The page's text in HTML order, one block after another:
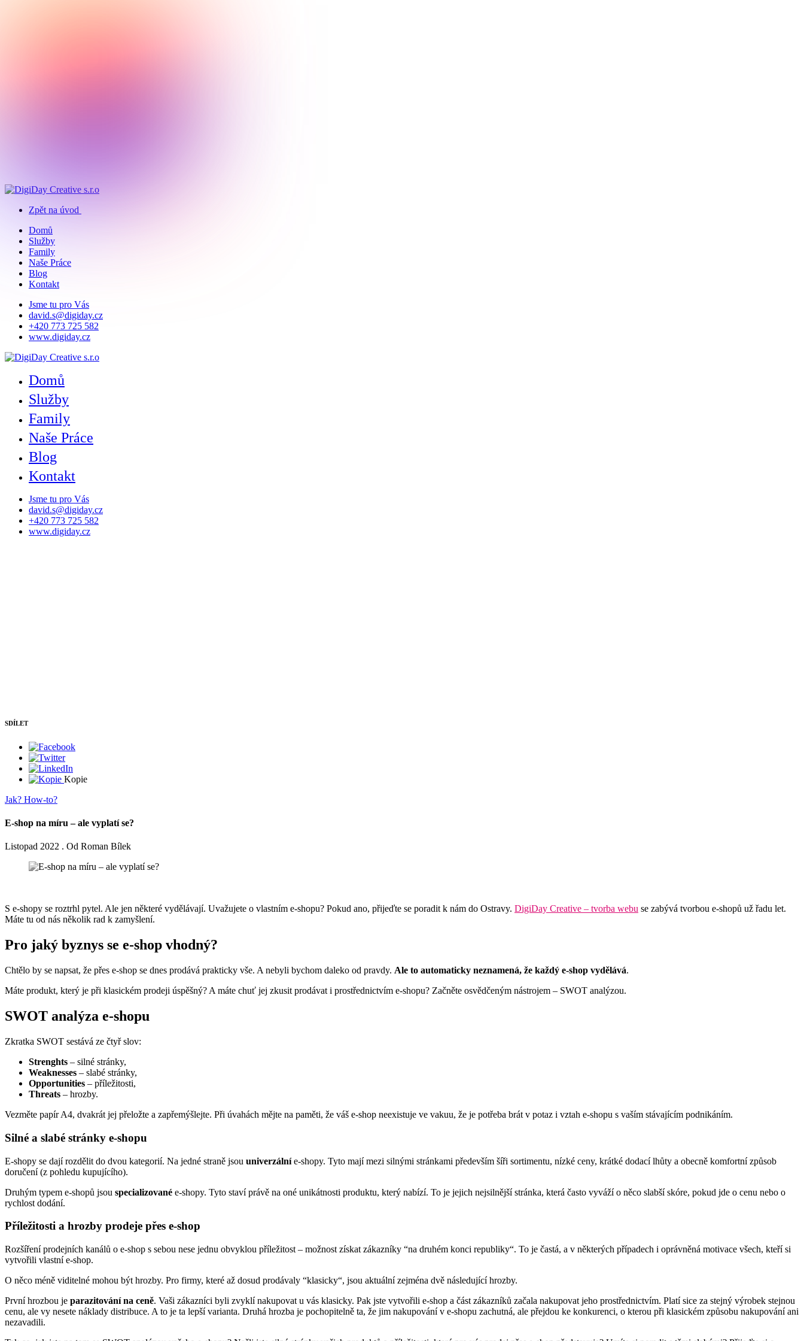
Zpět na úvod
Domů
Služby
Family
Naše Práce
Blog
Kontakt
Jsme tu pro Vás
david.s@digiday.cz
+420 773 725 582
www.digiday.cz
Domů
Služby
Family
Naše Práce
Blog
Kontakt
Jsme tu pro Vás
david.s@digiday.cz
+420 773 725 582
www.digiday.cz
SDÍLET
Kopie
Jak? How-to?
E-shop na míru – ale vyplatí se?
Listopad 2022 . Od Roman Bílek
S e-shopy se roztrhl pytel. Ale jen některé vydělávají. Uvažujete o vlastním e-shopu? Pokud ano, přijeďte se poradit k nám do Ostravy. DigiDay Creative – tvorba webu se zabývá tvorbou e-shopů už řadu let.
Máte tu od nás několik rad k zamyšlení.
Pro jaký byznys se e-shop vhodný?
Chtělo by se napsat, že přes e-shop se dnes prodává prakticky vše. A nebyli bychom daleko od pravdy. Ale to automaticky neznamená, že každý e-shop vydělává.
Máte produkt, který je při klasickém prodeji úspěšný? A máte chuť jej zkusit prodávat i prostřednictvím e-shopu? Začněte osvědčeným nástrojem – SWOT analýzou.
SWOT analýza e-shopu
Zkratka SWOT sestává ze čtyř slov:
Strenghts – silné stránky,
Weaknesses – slabé stránky,
Opportunities – příležitosti,
Threats – hrozby.
Vezměte papír A4, dvakrát jej přeložte a zapřemýšlejte. Při úvahách mějte na paměti, že váš e-shop neexistuje ve vakuu, že je potřeba brát v potaz i vztah e-shopu s vaším stávajícím podnikáním.
Silné a slabé stránky e-shopu
E-shopy se dají rozdělit do dvou kategorií. Na jedné straně jsou univerzálníe-shopy. Tyto mají mezi silnými stránkami především šíři sortimentu, nízké ceny, krátké dodací lhůty a obecně komfortní způsob
doručení (z pohledu kupujícího).
Druhým typem e-shopů jsou specializované e-shopy. Tyto staví právě na oné unikátnosti produktu, který nabízí. To je jejich nejsilnější stránka, která často vyváží o něco slabší skóre, pokud jde o cenu nebo o
rychlost dodání.
Příležitosti a hrozby prodeje přes e-shop
Rozšíření prodejních kanálů o e-shop s sebou nese jednu obvyklou příležitost – možnost získat zákazníky “na druhém konci republiky“. To je častá, a v některých případech i oprávněná motivace všech, kteří si
vytvořili vlastní e-shop.
O něco méně viditelné mohou být hrozby. Pro firmy, které až dosud prodávaly “klasicky“, jsou aktuální zejména dvě následující hrozby.
První hrozbou je parazitování na ceně. Vaši zákazníci byli zvyklí nakupovat u vás klasicky. Pak jste vytvořili e-shop a část zákazníků začala nakupovat jeho prostřednictvím. Platí sice za stejný výrobek stejnou
cenu, ale vy nesete náklady distribuce. A to je ta lepší varianta. Druhá hrozba je pochopitelně ta, že jim nakupování v e-shopu zachutná, ale přejdou ke konkurenci, o kterou při klasickém způsobu nakupování ani
nezavadili.